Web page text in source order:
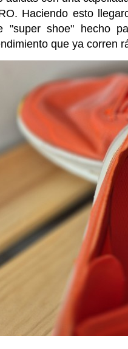
Haciendo esto
"super shoe" hecho
que ya corren